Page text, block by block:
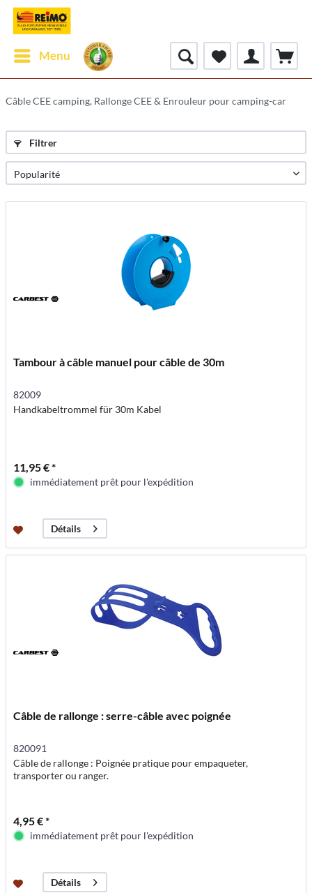
Menu
Câble CEE camping, Rallonge CEE & Enrouleur pour camping-car
Filtrer
Tambour à câble manuel pour câble de 30m
82009
Handkabeltrommel für 30m Kabel
11,95 € *
immédiatement prêt pour l'expédition
Détails
Câble de rallonge : serre-câble avec poignée
820091
Câble de rallonge : Poignée pratique pour empaqueter,
transporter ou ranger.
4,95 € *
immédiatement prêt pour l'expédition
Détails